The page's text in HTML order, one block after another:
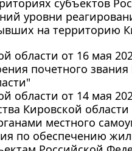
уровни
на территорию
области от 16 мая
почетного
области от 14 мая
Кировской
местного
по обеспечению